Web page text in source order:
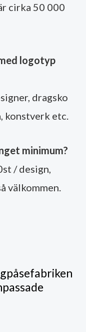
cirka 50 000
logotyp
dragsko
konstverk etc.
minimum?
/ design,
välkommen.